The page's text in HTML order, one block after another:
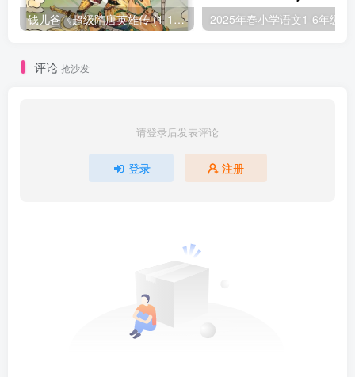
钱儿爸《超级隋唐英雄传 (1-10季) +超级隋唐英雄后传 (1-4季）
评论 抢沙发
请登录后发表评论
登录 注册